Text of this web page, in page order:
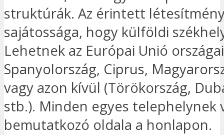
struktúrák. Az érintett
sajátossága, hogy külföldi
Lehetnek az Európai Unió
Spanyolország, Ciprus,
vagy azon kívül (Törökország,
stb.). Minden egyes telephelynek
bemutatkozó oldala a honlapon.